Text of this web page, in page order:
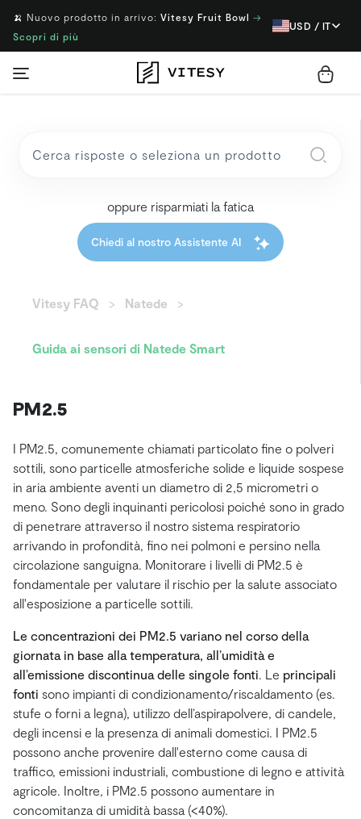
🍌 Nuovo prodotto in arrivo: Vitesy Fruit Bowl →
Scopri di più
USD / IT
oppure risparmiati la fatica
Chiedi al nostro Assistente AI
Vitesy FAQ Natede
Guida ai sensori di Natede Smart
PM2.5
I PM2.5, comunemente chiamati particolato fine o polveri
sottili, sono particelle atmosferiche solide e liquide sospese
in aria ambiente aventi un diametro di 2,5 micrometri o
meno. Sono degli inquinanti pericolosi poiché sono in grado
di penetrare attraverso il nostro sistema respiratorio
arrivando in profondità, fino nei polmoni e persino nella
circolazione sanguigna. Monitorare i livelli di PM2.5 è
fondamentale per valutare il rischio per la salute associato
all'esposizione a particelle sottili.
Le concentrazioni dei PM2.5 variano nel corso della
giornata in base alla temperatura, all’umidità e
all’emissione discontinua delle singole fonti. Le principali
fonti sono impianti di condizionamento/riscaldamento (es.
stufe o forni a legna), utilizzo dell’aspirapolvere, di candele,
degli incensi e la presenza di animali domestici. I PM2.5
possono anche provenire dall'esterno come causa di
traffico, emissioni industriali, combustione di legno e attività
agricole. Inoltre, i PM2.5 possono aumentare in
concomitanza di umidità bassa (<40%).